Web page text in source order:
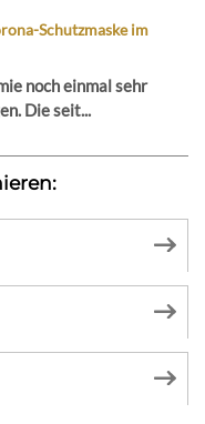
Schutzmaske im
noch einmal sehr
Die seit...